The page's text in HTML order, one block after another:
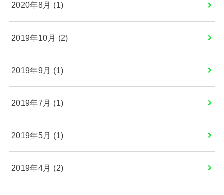
2020年8月 (1)
2019年10月 (2)
2019年9月 (1)
2019年7月 (1)
2019年5月 (1)
2019年4月 (2)